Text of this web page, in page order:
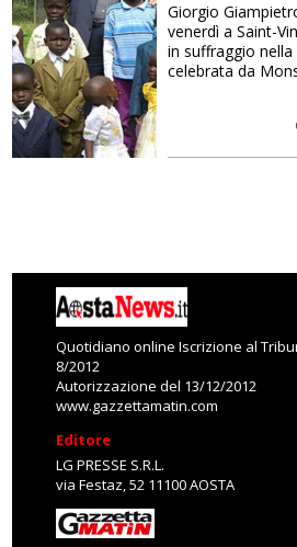
Giorgio
venerdì a Saint-
in suffraggio
celebrata da
Quotidiano online Iscrizione al
8/2012
Autorizzazione del 13/12/2012
www.gazzettamatin.com
Editore
LG PRESSE S.R.L.
via Festaz, 52 11100 AOSTA